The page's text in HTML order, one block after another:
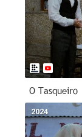
O Tasqueiro
2024